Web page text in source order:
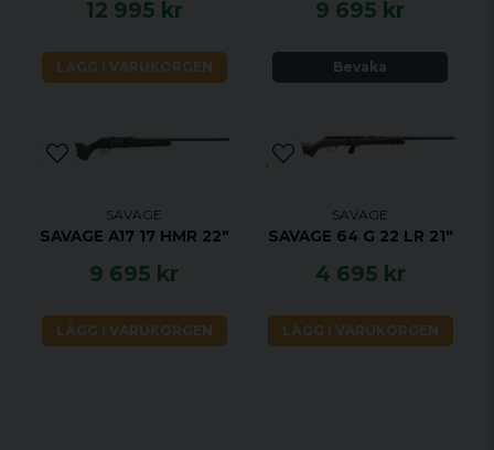
12 995 kr
LÄGG I VARUKORGEN
9 695 kr
Bevaka
SAVAGE
SAVAGE A17 17 HMR 22"
9 695 kr
LÄGG I VARUKORGEN
SAVAGE
SAVAGE 64 G 22 LR 21"
4 695 kr
LÄGG I VARUKORGEN
Rakrepeter
Byte av slutstyckshuvud utan verktyg (för
kalibrar som kräver det)
Låda i hårdanodiserad 7075 aluminium
Kolv med justerbar längd och kolvkam.
Accustock med ingjutet aluminiumchassi
Lågt montage med integrerad